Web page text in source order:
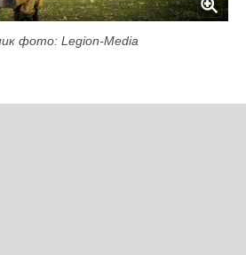
фото: Legion-Media